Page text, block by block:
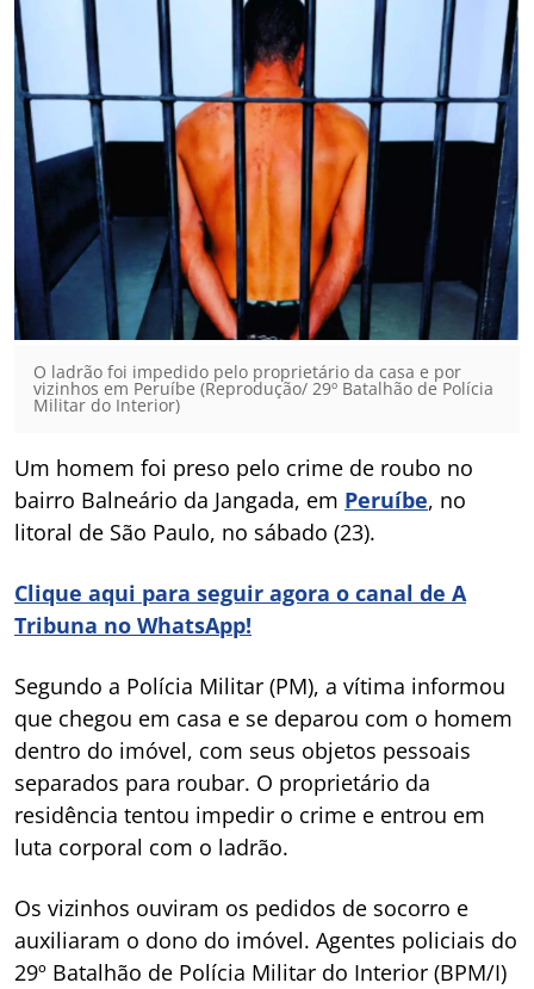
O ladrão foi impedido pelo proprietário da casa e por
vizinhos em Peruíbe (Reprodução/ 29º Batalhão de Polícia
Militar do Interior)
Um homem foi preso pelo crime de roubo no
bairro Balneário da Jangada, em Peruíbe, no
litoral de São Paulo, no sábado (23).
Clique aqui para seguir agora o canal de A
Tribuna no WhatsApp!
Segundo a Polícia Militar (PM), a vítima informou
que chegou em casa e se deparou com o homem
dentro do imóvel, com seus objetos pessoais
separados para roubar. O proprietário da
residência tentou impedir o crime e entrou em
luta corporal com o ladrão.
Os vizinhos ouviram os pedidos de socorro e
auxiliaram o dono do imóvel. Agentes policiais do
29º Batalhão de Polícia Militar do Interior (BPM/I)